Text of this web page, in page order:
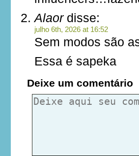
Alaordisse:
julho 6th, 2026 at 16:52
Sem modos são
Essa é sapeka
Deixe um comentário